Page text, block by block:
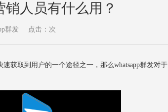
销人员有什么用？
群发 点击： 次
获取到用户的一个途径之一，那么whatsapp群发对于